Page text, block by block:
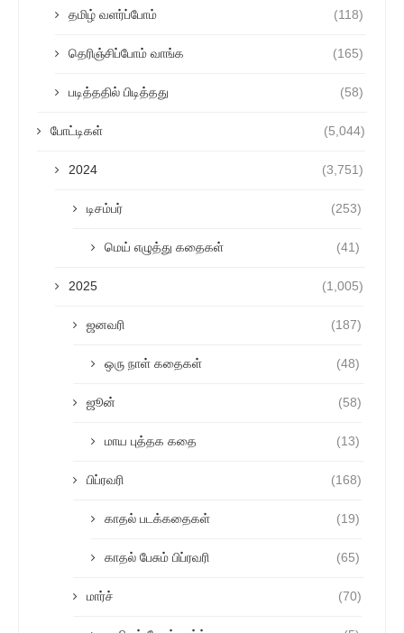
தமிழ் வளர்ப்போம் (118)
தெரிஞ்சிப்போம் வாங்க (165)
படித்ததில் பிடித்தது (58)
போட்டிகள் (5,044)
2024 (3,751)
டிசம்பர் (253)
மெய் எழுத்து கதைகள் (41)
2025 (1,005)
ஜனவரி (187)
ஒரு நாள் கதைகள் (48)
ஜூன் (58)
மாய புத்தக கதை (13)
பிப்ரவரி (168)
காதல் படக்கதைகள் (19)
காதல் பேசும் பிப்ரவரி (65)
மார்ச் (70)